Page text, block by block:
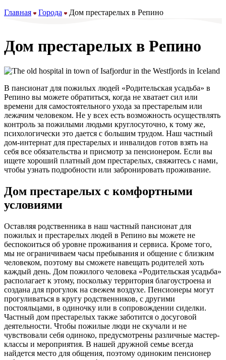
Главная
Города Дом престарелых в Репино
Дом престарелых в Репино
В пансионат для пожилых людей «Родительская усадьба» в
Репино вы можете обратиться, когда не хватает сил или
времени для самостоятельного ухода за престарелым или
лежачим человеком. Не у всех есть возможность осуществлять
контроль за пожилыми людьми круглосуточно, к тому же,
психологически это дается с большим трудом. Наш частный
дом-интернат для престарелых и инвалидов готов взять на
себя все обязательства и присмотр за пенсионером. Если вы
ищете хороший платный дом престарелых, свяжитесь с нами,
чтобы узнать подробности или забронировать проживание.
Дом престарелых с комфортными
условиями
Оставляя родственника в наш частный пансионат для
пожилых и престарелых людей в Репино вы можете не
беспокоиться об уровне проживания и сервиса. Кроме того,
мы не ограничиваем часы пребывания и общение с близким
человеком, поэтому вы сможете навещать родителей хоть
каждый день. Дом пожилого человека «Родительская усадьба»
располагает к этому, поскольку территория благоустроена и
создана для прогулок на свежем воздухе. Пенсионеры могут
прогуливаться в кругу родственников, с другими
постояльцами, в одиночку или в сопровождении сиделки.
Частный дом престарелых также заботится о досуговой
деятельности. Чтобы пожилые люди не скучали и не
чувствовали себя одиноко, предусмотрены различные мастер-
классы и мероприятия. В нашей дружной семье всегда
найдется место для общения, поэтому одиноким пенсионер